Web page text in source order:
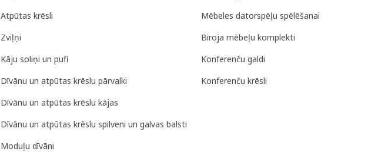
Atpūtas krēsli
Zviļņi
Kāju soliņi un pufi
Dīvānu un atpūtas krēslu pārvalki
Dīvānu un atpūtas krēslu kājas
Dīvānu un atpūtas krēslu spilveni un galvas balsti
Moduļu dīvāni
Mēbeles datorspēļu spēlēšanai
Biroja mēbeļu komplekti
Konferenču galdi
Konferenču krēsli